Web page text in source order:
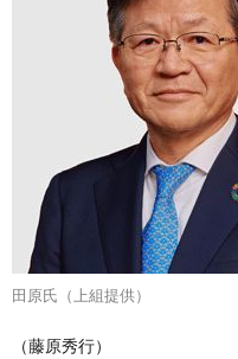
田原氏（上組提供）
（藤原秀行）